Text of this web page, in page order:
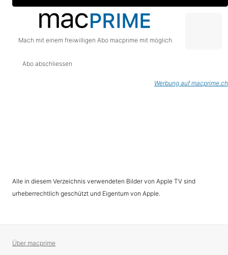
Mach mit einem freiwilligen Abo macprime mit möglich.
Abo abschliessen
Werbung auf macprime.ch
Alle in diesem Verzeichnis verwendeten Bilder von Apple TV sind
urheberrechtlich geschützt und Eigentum von Apple.
Über macprime